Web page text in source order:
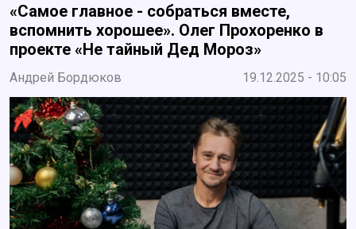
«Самое главное - собраться вместе,
вспомнить хорошее». Олег Прохоренко в
проекте «Не тайный Дед Мороз»
Андрей Бордюков 19.12.2025 - 10:05